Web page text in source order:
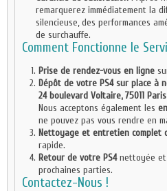
remarquerez immédiatement la
silencieuse, des performances
de surchauffe.
Comment Fonctionne le
Prise de rendez-vous en ligne
Dépôt de votre PS4 sur place à
24 boulevard Voltaire, 75011 Paris
Nous acceptons également les
ne pouvez pas vous rendre en
Nettoyage et entretien complet
rapide.
Retour de votre PS4nettoyée et
prochaines parties.
Contactez-Nous !